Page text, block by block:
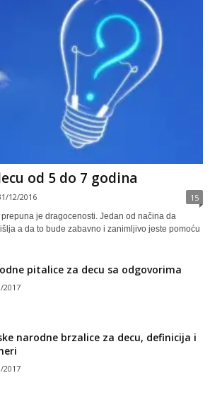
od 5 do 7 godina
12/2016 15
je dragocenosti. Jedan od načina da
a da to bude zabavno i zanimljivo jeste pomoću
pitalice za decu sa odgovorima
2017
narodne brzalice za decu, definicija i
2017